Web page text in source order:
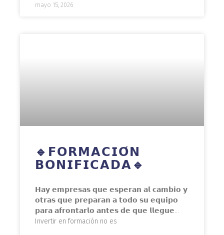
mayo 15, 2026
🔹𝗙𝗢𝗥𝗠𝗔𝗖𝗜𝗢́𝗡
𝗕𝗢𝗡𝗜𝗙𝗜𝗖𝗔𝗗𝗔🔹
𝗛𝗮𝘆 𝗲𝗺𝗽𝗿𝗲𝘀𝗮𝘀 𝗾𝘂𝗲 𝗲𝘀𝗽𝗲𝗿𝗮𝗻 𝗮𝗹 𝗰𝗮𝗺𝗯𝗶𝗼 𝘆
𝗼𝘁𝗿𝗮𝘀 𝗾𝘂𝗲 𝗽𝗿𝗲𝗽𝗮𝗿𝗮𝗻 𝗮 𝘁𝗼𝗱𝗼 𝘀𝘂 𝗲𝗾𝘂𝗶𝗽𝗼
𝗽𝗮𝗿𝗮 𝗮𝗳𝗿𝗼𝗻𝘁𝗮𝗿𝗹𝗼 𝗮𝗻𝘁𝗲𝘀 𝗱𝗲 𝗾𝘂𝗲 𝗹𝗹𝗲𝗴𝘂𝗲…
Invertir en formación no es